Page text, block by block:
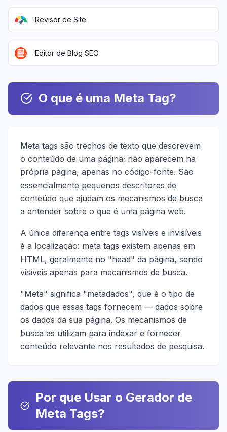
Revisor de Site
Editor de Blog SEO
O que é uma Meta Tag?
Meta tags são trechos de texto que descrevem
o conteúdo de uma página; não aparecem na
própria página, apenas no código-fonte. São
essencialmente pequenos descritores de
conteúdo que ajudam os mecanismos de busca
a entender sobre o que é uma página web.
A única diferença entre tags visíveis e invisíveis
é a localização: meta tags existem apenas em
HTML, geralmente no "head" da página, sendo
visíveis apenas para mecanismos de busca.
"Meta" significa "metadados", que é o tipo de
dados que essas tags fornecem — dados sobre
os dados da sua página. Os mecanismos de
busca as utilizam para indexar e fornecer
conteúdo relevante nos resultados de pesquisa.
Por que Usar o Gerador de
Meta Tags?